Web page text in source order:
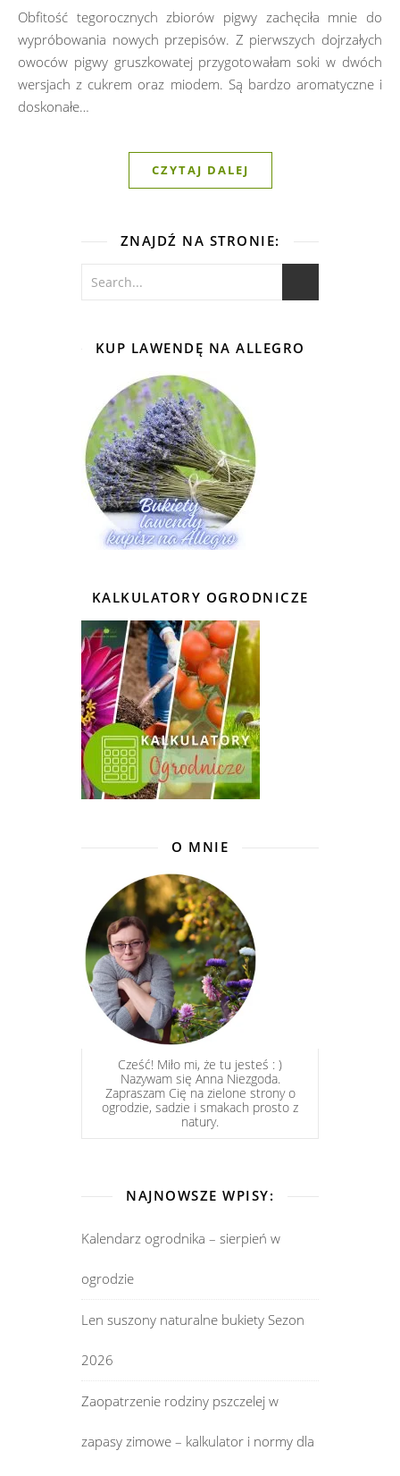
Obfitość tegorocznych zbiorów pigwy zachęciła mnie do
wypróbowania nowych przepisów. Z pierwszych dojrzałych
owoców pigwy gruszkowatej przygotowałam soki w dwóch
wersjach z cukrem oraz miodem. Są bardzo aromatyczne i
doskonałe…
CZYTAJ DALEJ
ZNAJDŹ NA STRONIE:
KUP LAWENDĘ NA ALLEGRO
KALKULATORY OGRODNICZE
O MNIE
Cześć! Miło mi, że tu jesteś : )
Nazywam się Anna Niezgoda.
Zapraszam Cię na zielone strony o
ogrodzie, sadzie i smakach prosto z
natury.
NAJNOWSZE WPISY:
Kalendarz ogrodnika – sierpień w
ogrodzie
Len suszony naturalne bukiety Sezon
2026
Zaopatrzenie rodziny pszczelej w
zapasy zimowe – kalkulator i normy dla